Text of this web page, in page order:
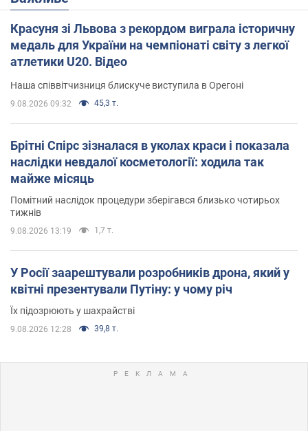
Красуня зі Львова з рекордом виграла історичну
медаль для України на чемпіонаті світу з легкої
атлетики U20. Відео
Наша співвітчизниця блискуче виступила в Орегоні
9.08.2026 09:32 45,3 т.
Брітні Спірс зізналася в уколах краси і показала
наслідки невдалої косметології: ходила так
майже місяць
Помітний наслідок процедури зберігався близько чотирьох
тижнів
9.08.2026 13:19 1,7 т.
У Росії заарештували розробників дрона, який у
квітні презентували Путіну: у чому річ
Їх підозрюють у шахрайстві
9.08.2026 12:28 39,8 т.